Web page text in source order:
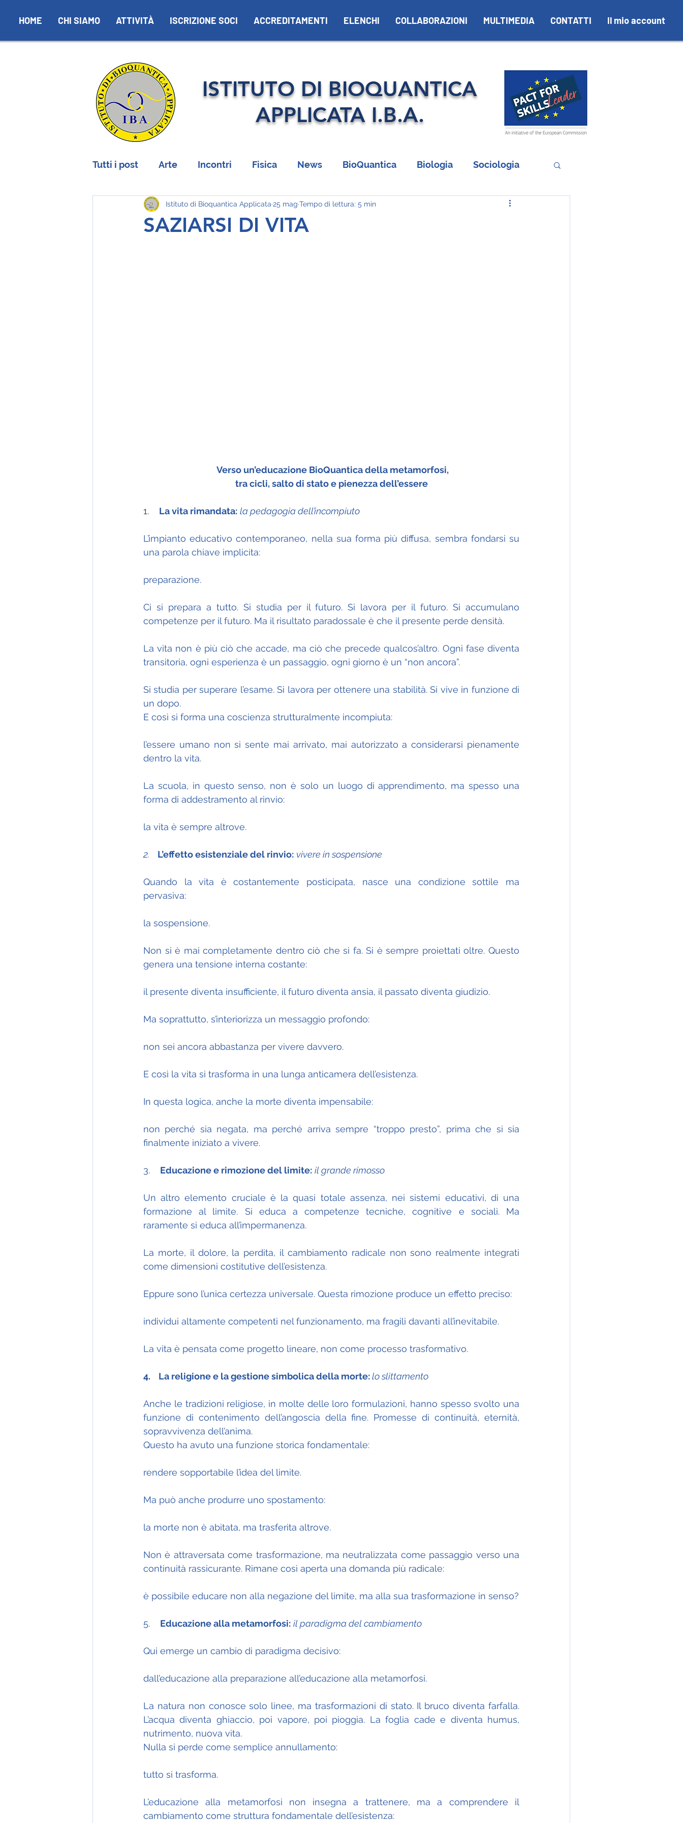
HOME CHI SIAMO ATTIVITÀ ISCRIZIONE SOCI ACCREDITAMENTI ELENCHI COLLABORAZIONI MULTIMEDIA CONTATTI Il mio account
ISTITUTO DI BIOQUANTICA
APPLICATA I.B.A.
Tutti i post Arte Incontri Fisica News BioQuantica Biologia Sociologia
SAZIARSI DI VITA
Istituto di Bioquantica Applicata 25 mag Tempo di lettura: 5 min
Verso un’educazione BioQuantica della metamorfosi,
tra cicli, salto di stato e pienezza dell’essere
1. La vita rimandata: la pedagogia dell’incompiuto
L’impianto educativo contemporaneo, nella sua forma più diffusa, sembra fondarsi su
una parola chiave implicita:
preparazione.
Ci si prepara a tutto. Si studia per il futuro. Si lavora per il futuro. Si accumulano
competenze per il futuro. Ma il risultato paradossale è che il presente perde densità.
La vita non è più ciò che accade, ma ciò che precede qualcos’altro. Ogni fase diventa
transitoria, ogni esperienza è un passaggio, ogni giorno è un “non ancora”.
Si studia per superare l’esame. Si lavora per ottenere una stabilità. Si vive in funzione di
un dopo.
E così si forma una coscienza strutturalmente incompiuta:
l’essere umano non si sente mai arrivato, mai autorizzato a considerarsi pienamente
dentro la vita.
La scuola, in questo senso, non è solo un luogo di apprendimento, ma spesso una
forma di addestramento al rinvio:
la vita è sempre altrove.
2. L’effetto esistenziale del rinvio: vivere in sospensione
Quando la vita è costantemente posticipata, nasce una condizione sottile ma
pervasiva:
la sospensione.
Non si è mai completamente dentro ciò che si fa. Si è sempre proiettati oltre. Questo
genera una tensione interna costante:
il presente diventa insufficiente, il futuro diventa ansia, il passato diventa giudizio.
Ma soprattutto, s’interiorizza un messaggio profondo:
non sei ancora abbastanza per vivere davvero.
E così la vita si trasforma in una lunga anticamera dell’esistenza.
In questa logica, anche la morte diventa impensabile:
non perché sia negata, ma perché arriva sempre “troppo presto”, prima che si sia
finalmente iniziato a vivere.
3. Educazione e rimozione del limite: il grande rimosso
Un altro elemento cruciale è la quasi totale assenza, nei sistemi educativi, di una
formazione al limite. Si educa a competenze tecniche, cognitive e sociali. Ma
raramente si educa all’impermanenza.
La morte, il dolore, la perdita, il cambiamento radicale non sono realmente integrati
come dimensioni costitutive dell’esistenza.
Eppure sono l’unica certezza universale. Questa rimozione produce un effetto preciso:
individui altamente competenti nel funzionamento, ma fragili davanti all’inevitabile.
La vita è pensata come progetto lineare, non come processo trasformativo.
4.    La religione e la gestione simbolica della morte: lo slittamento
Anche le tradizioni religiose, in molte delle loro formulazioni, hanno spesso svolto una
funzione di contenimento dell’angoscia della fine. Promesse di continuità, eternità,
sopravvivenza dell’anima.
Questo ha avuto una funzione storica fondamentale:
rendere sopportabile l’idea del limite.
Ma può anche produrre uno spostamento:
la morte non è abitata, ma trasferita altrove.
Non è attraversata come trasformazione, ma neutralizzata come passaggio verso una
continuità rassicurante. Rimane così aperta una domanda più radicale:
è possibile educare non alla negazione del limite, ma alla sua trasformazione in senso?
5. Educazione alla metamorfosi: il paradigma del cambiamento
Qui emerge un cambio di paradigma decisivo:
dall’educazione alla preparazione all’educazione alla metamorfosi.
La natura non conosce solo linee, ma trasformazioni di stato. Il bruco diventa farfalla.
L’acqua diventa ghiaccio, poi vapore, poi pioggia. La foglia cade e diventa humus,
nutrimento, nuova vita.
Nulla si perde come semplice annullamento:
tutto si trasforma.
L’educazione alla metamorfosi non insegna a trattenere, ma a comprendere il
cambiamento come struttura fondamentale dell’esistenza: